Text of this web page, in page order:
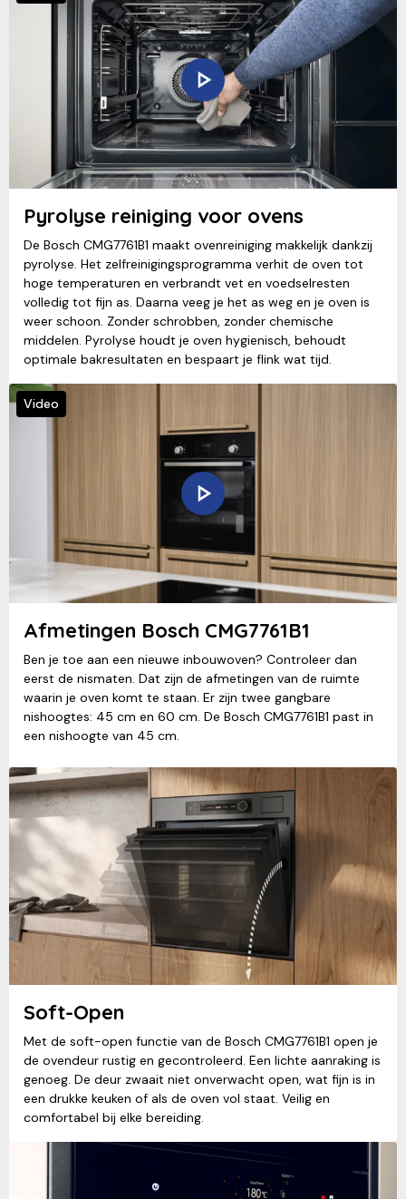
Pyrolyse reiniging voor ovens
De Bosch CMG7761B1 maakt ovenreiniging makkelijk dankzij
pyrolyse. Het zelfreinigingsprogramma verhit de oven tot
hoge temperaturen en verbrandt vet en voedselresten
volledig tot fijn as. Daarna veeg je het as weg en je oven is
weer schoon. Zonder schrobben, zonder chemische
middelen. Pyrolyse houdt je oven hygienisch, behoudt
optimale bakresultaten en bespaart je flink wat tijd.
Video
Afmetingen Bosch CMG7761B1
Ben je toe aan een nieuwe inbouwoven? Controleer dan
eerst de nismaten. Dat zijn de afmetingen van de ruimte
waarin je oven komt te staan. Er zijn twee gangbare
nishoogtes: 45 cm en 60 cm. De Bosch CMG7761B1 past in
een nishoogte van 45 cm.
Soft-Open
Met de soft-open functie van de Bosch CMG7761B1 open je
de ovendeur rustig en gecontroleerd. Een lichte aanraking is
genoeg. De deur zwaait niet onverwacht open, wat fijn is in
een drukke keuken of als de oven vol staat. Veilig en
comfortabel bij elke bereiding.